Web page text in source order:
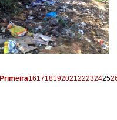
Primeira16171819202122232425